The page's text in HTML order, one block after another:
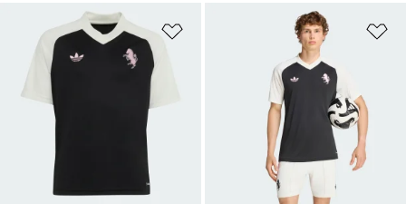
Añadir a la lista de deseos